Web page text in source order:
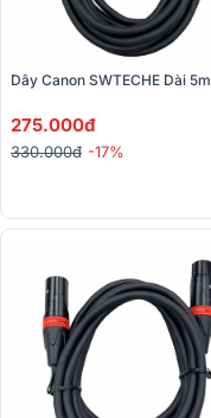
Dây Canon SWTECHE Dài 5m
275.000đ
330.000đ -17%